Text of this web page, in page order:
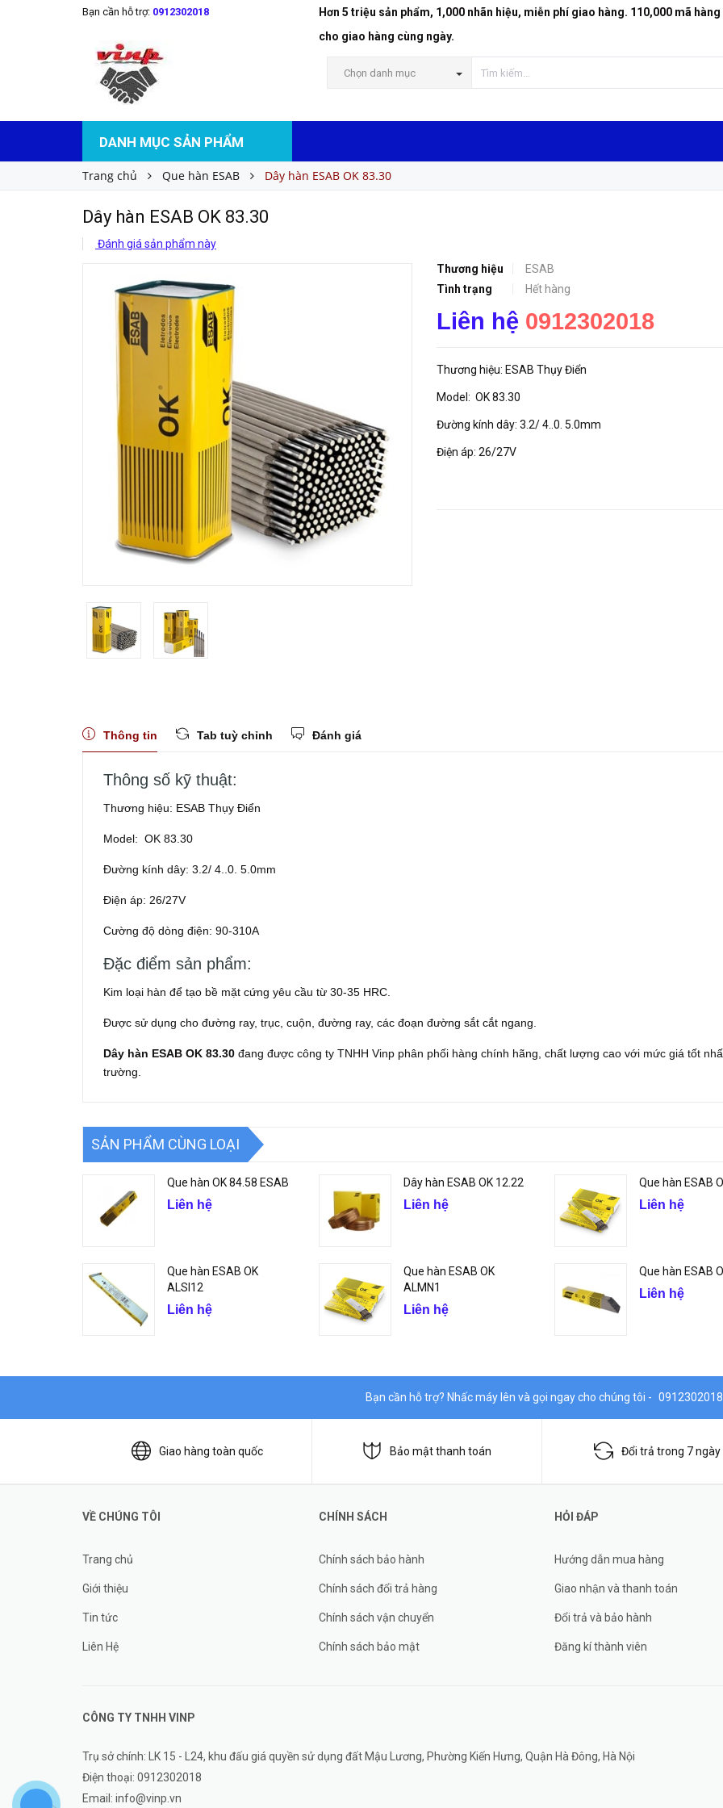
Bạn cần hỗ trợ: 0912302018
Hơn 5 triệu sản phẩm, 1,000 nhãn hiệu, miễn phí giao hàng. 110,000 mã
cho giao hàng cùng ngày.
Chọn danh mục
DANH MỤC SẢN PHẨM
Trang chủ Que hàn ESAB Dây hàn ESAB OK 83.30
Dây hàn ESAB OK 83.30
Đánh giá sản phẩm này
Thương hiệu
ESAB
Tình trạng
Hết hàng
Liên hệ 0912302018
Thương hiệu: ESAB Thụy Điển
Model: OK 83.30
Đường kính dây: 3.2/ 4..0. 5.0mm
Điện áp: 26/27V
Dây hàn ESAB OK 83.30
Thông tin Tab tuỳ chỉnh Đánh giá
Thông số kỹ thuật:
Thương hiệu: ESAB Thụy Điển
Model: OK 83.30
Đường kính dây: 3.2/ 4..0. 5.0mm
Điện áp: 26/27V
Cường độ dòng điện: 90-310A
Đặc điểm sản phẩm:
Kim loại hàn để tạo bề mặt cứng yêu cầu từ 30-35 HRC.
Được sử dụng cho đường ray, trục, cuộn, đường ray, các đoạn đường sắt cắt ngang.
Dây hàn ESAB OK 83.30 đang được công ty TNHH Vinp phân phối hàng chính hãng, chất lượng cao với mức giá tốt
trường.
SẢN PHẨM CÙNG LOẠI
Que hàn OK 84.58 ESAB
Liên hệ
Dây hàn ESAB OK 12.22
Liên hệ
Que hàn ESAB
Liên hệ
Que hàn ESAB OK
ALSI12
Liên hệ
Que hàn ESAB OK
ALMN1
Liên hệ
Que hàn ESAB
Liên hệ
Bạn cần hỗ trợ? Nhấc máy lên và gọi ngay cho chúng tôi - 0912302018
Giao hàng toàn quốc Bảo mật thanh toán Đổi trả trong 7 ngày
VỀ CHÚNG TÔI
Trang chủ
Giới thiệu
Tin tức
Liên Hệ
CHÍNH SÁCH
Chính sách bảo hành
Chính sách đổi trả hàng
Chính sách vận chuyển
Chính sách bảo mật
HỎI ĐÁP
Hướng dẫn mua hàng
Giao nhận và thanh toán
Đổi trả và bảo hành
Đăng kí thành viên
CÔNG TY TNHH VINP
Trụ sở chính: LK 15 - L24, khu đấu giá quyền sử dụng đất Mậu Lương, Phường Kiến Hưng, Quận Hà Đông, Hà Nội
Điện thoại: 0912302018
Email: info@vinp.vn